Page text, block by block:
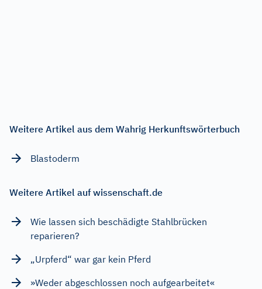
Weitere Artikel aus dem Wahrig Herkunftswörterbuch
Blastoderm
Weitere Artikel auf wissenschaft.de
Wie lassen sich beschädigte Stahlbrücken
reparieren?
„Urpferd“ war gar kein Pferd
»Weder abgeschlossen noch aufgearbeitet«